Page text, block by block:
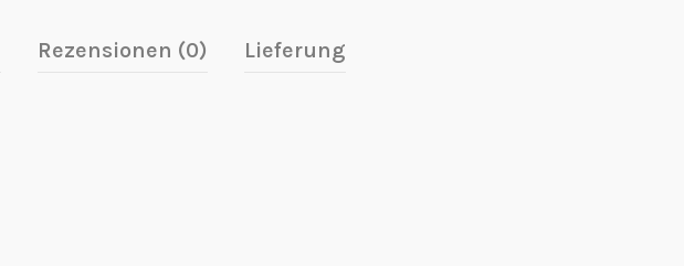
Rezensionen (0) Lieferung